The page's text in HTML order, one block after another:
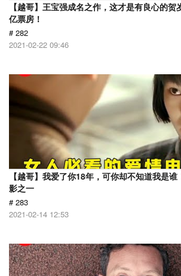
【越哥】王宝强成名之作，这才是有良心的
亿票房！
# 282
2021-02-22 09:46
【越哥】我爱了你18年，可你却不知道我是
影之一
# 283
2021-02-14 12:53